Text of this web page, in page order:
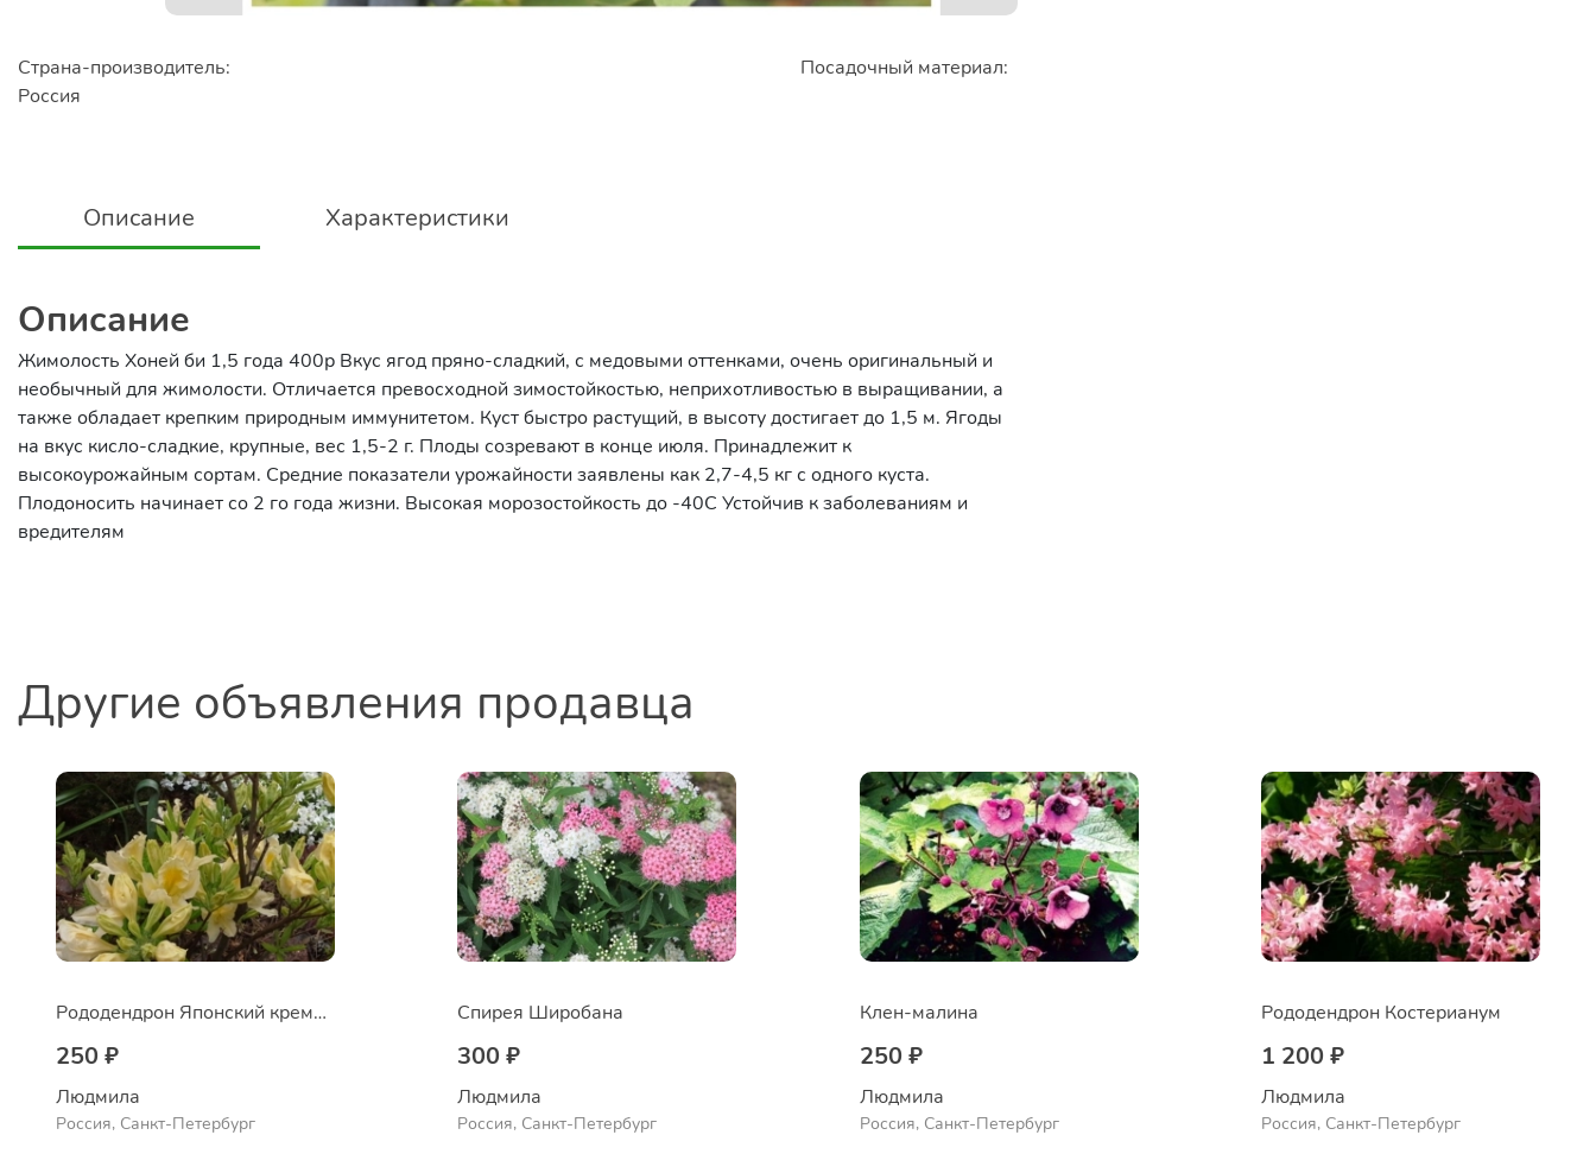
Страна-производитель:
Россия
Посадочный материал:
Описание Характеристики
Описание
Жимолость Хоней би 1,5 года 400р Вкус ягод пряно-сладкий, с медовыми оттенками, очень оригинальный и
необычный для жимолости. Отличается превосходной зимостойкостью, неприхотливостью в выращивании, а
также обладает крепким природным иммунитетом. Куст быстро растущий, в высоту достигает до 1,5 м. Ягоды
на вкус кисло-сладкие, крупные, вес 1,5-2 г. Плоды созревают в конце июля. Принадлежит к
высокоурожайным сортам. Средние показатели урожайности заявлены как 2,7-4,5 кг с одного куста.
Плодоносить начинает со 2 го года жизни. Высокая морозостойкость до -40С Устойчив к заболеваниям и
вредителям
Другие объявления продавца
Рододендрон Японский кремовый
250 ₽
Людмила
Россия, Санкт-Петербург
Спирея Широбана
300 ₽
Людмила
Россия, Санкт-Петербург
Клен-малина
250 ₽
Людмила
Россия, Санкт-Петербург
Рододендрон Костерианум
1 200 ₽
Людмила
Россия, Санкт-Петербург